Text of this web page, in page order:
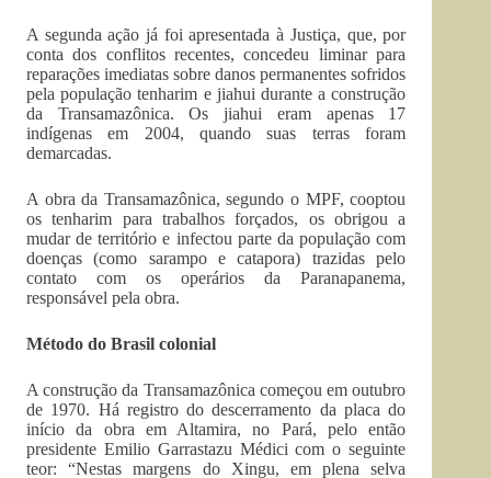
A segunda ação já foi apresentada à Justiça, que, por
conta dos conflitos recentes, concedeu liminar para
reparações imediatas sobre danos permanentes sofridos
pela população tenharim e jiahui durante a construção
da Transamazônica. Os jiahui eram apenas 17
indígenas em 2004, quando suas terras foram
demarcadas.
A obra da Transamazônica, segundo o MPF, cooptou
os tenharim para trabalhos forçados, os obrigou a
mudar de território e infectou parte da população com
doenças (como sarampo e catapora) trazidas pelo
contato com os operários da Paranapanema,
responsável pela obra.
Método do Brasil colonial
A construção da Transamazônica começou em outubro
de 1970. Há registro do descerramento da placa do
início da obra em Altamira, no Pará, pelo então
presidente Emilio Garrastazu Médici com o seguinte
teor: “Nestas margens do Xingu, em plena selva